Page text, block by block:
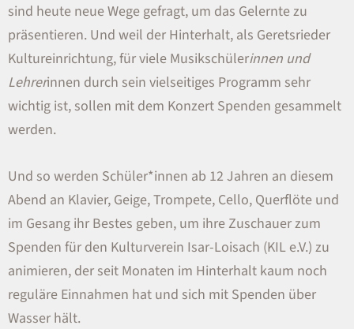
sind heute neue Wege gefragt, um das Gelernte zu
präsentieren. Und weil der Hinterhalt, als Geretsrieder
Kultureinrichtung, für viele Musikschülerinnen und
Lehrerinnen durch sein vielseitiges Programm sehr
wichtig ist, sollen mit dem Konzert Spenden gesammelt
werden.
Und so werden Schüler*innen ab 12 Jahren an diesem
Abend an Klavier, Geige, Trompete, Cello, Querflöte und
im Gesang ihr Bestes geben, um ihre Zuschauer zum
Spenden für den Kulturverein Isar-Loisach (KIL e.V.) zu
animieren, der seit Monaten im Hinterhalt kaum noch
reguläre Einnahmen hat und sich mit Spenden über
Wasser hält.